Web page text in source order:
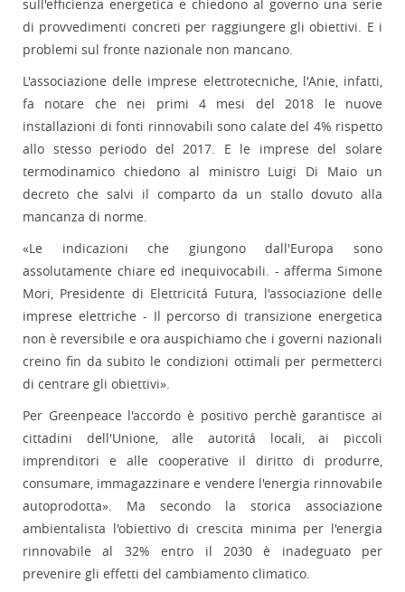
sull'efficienza energetica e chiedono al governo una serie
di provvedimenti concreti per raggiungere gli obiettivi. E i
problemi sul fronte nazionale non mancano.
L'associazione delle imprese elettrotecniche, l'Anie, infatti,
fa notare che nei primi 4 mesi del 2018 le nuove
installazioni di fonti rinnovabili sono calate del 4% rispetto
allo stesso periodo del 2017. E le imprese del solare
termodinamico chiedono al ministro Luigi Di Maio un
decreto che salvi il comparto da un stallo dovuto alla
mancanza di norme.
«Le indicazioni che giungono dall'Europa sono
assolutamente chiare ed inequivocabili. - afferma Simone
Mori, Presidente di Elettricitá Futura, l'associazione delle
imprese elettriche - Il percorso di transizione energetica
non è reversibile e ora auspichiamo che i governi nazionali
creino fin da subito le condizioni ottimali per permetterci
di centrare gli obiettivi».
Per Greenpeace l'accordo è positivo perchè garantisce ai
cittadini dell'Unione, alle autoritá locali, ai piccoli
imprenditori e alle cooperative il diritto di produrre,
consumare, immagazzinare e vendere l'energia rinnovabile
autoprodotta». Ma secondo la storica associazione
ambientalista l'obiettivo di crescita minima per l'energia
rinnovabile al 32% entro il 2030 è inadeguato per
prevenire gli effetti del cambiamento climatico.